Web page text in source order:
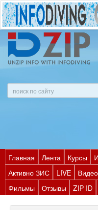
Главная Лента Курсы
Активно ЗИС
LIVE Видео
Фильмы
Отзывы ZIP ID